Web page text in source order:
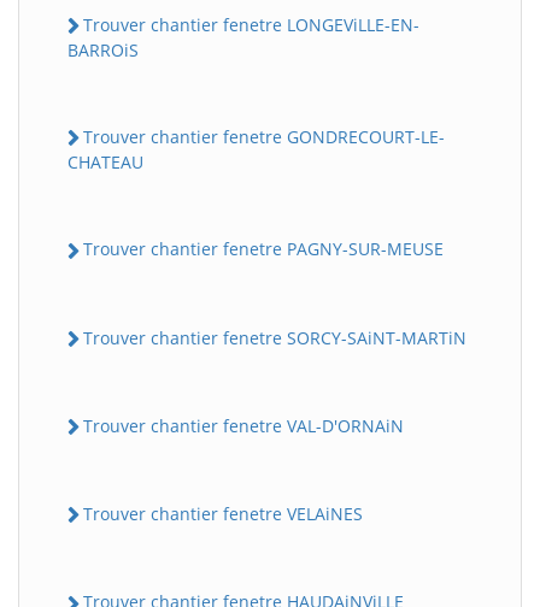
Trouver chantier fenetre LONGEViLLE-EN-
BARROiS
Trouver chantier fenetre GONDRECOURT-LE-
CHATEAU
Trouver chantier fenetre PAGNY-SUR-MEUSE
Trouver chantier fenetre SORCY-SAiNT-MARTiN
Trouver chantier fenetre VAL-D'ORNAiN
Trouver chantier fenetre VELAiNES
Trouver chantier fenetre HAUDAiNViLLE